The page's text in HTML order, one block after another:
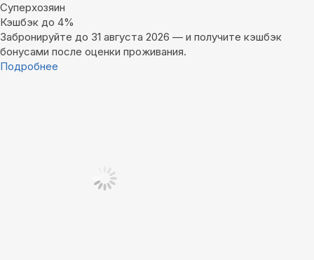
Суперхозяин
Кэшбэк до 4%
Забронируйте до 31 августа 2026 — и получите кэшбэк
бонусами после оценки проживания.
Подробнее